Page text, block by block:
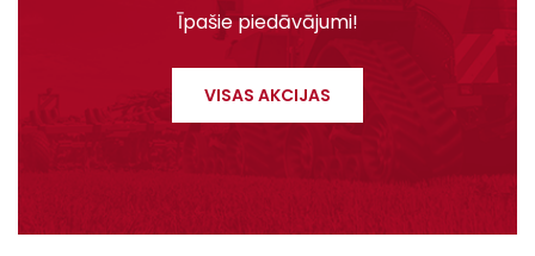
Īpašie piedāvājumi!
VISAS AKCIJAS